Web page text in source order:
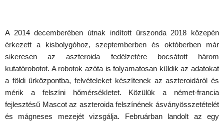
A 2014 decemberében útnak indított űrszonda 2018 közepén
érkezett a kisbolygóhoz, szeptemberben és októberben már
sikeresen az aszteroida fedélzetére bocsátott három
kutatórobotot. A robotok azóta is folyamatosan küldik az adatokat
a földi űrközpontba, felvételeket készítenek az aszteroidáról és
mérik a felszíni hőmérsékletet. Közülük a német-francia
fejlesztésű Mascot az aszteroida felszínének ásványösszetételét
és mágneses mezejét vizsgálja. Februárban landolt az egy